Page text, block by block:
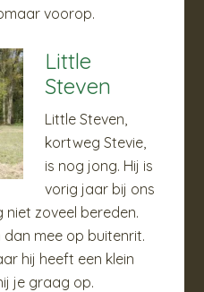
voorop.
Little
Steven
Little Steven,
kortweg Stevie,
is nog jong. Hij is
vorig jaar bij ons
zoveel bereden.
dan mee op buitenrit.
hij heeft een klein
je graag op.